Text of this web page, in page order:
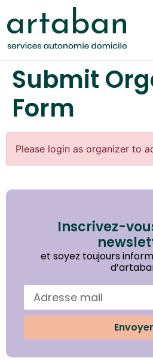
Submit
Form
Please login as organizer to
Inscrivez-
et soyez toujours
Envoyer